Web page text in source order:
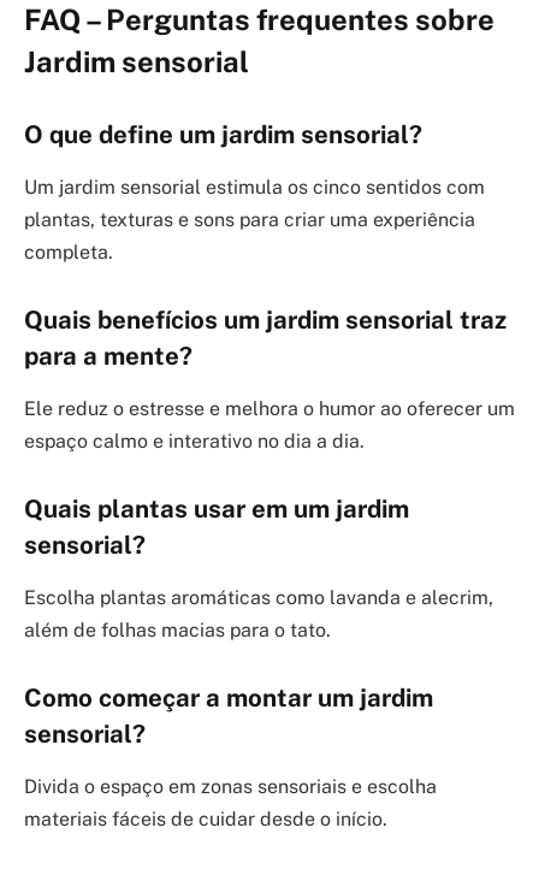
FAQ – Perguntas frequentes sobre
Jardim sensorial
O que define um jardim sensorial?
Um jardim sensorial estimula os cinco sentidos com
plantas, texturas e sons para criar uma experiência
completa.
Quais benefícios um jardim sensorial traz
para a mente?
Ele reduz o estresse e melhora o humor ao oferecer um
espaço calmo e interativo no dia a dia.
Quais plantas usar em um jardim
sensorial?
Escolha plantas aromáticas como lavanda e alecrim,
além de folhas macias para o tato.
Como começar a montar um jardim
sensorial?
Divida o espaço em zonas sensoriais e escolha
materiais fáceis de cuidar desde o início.